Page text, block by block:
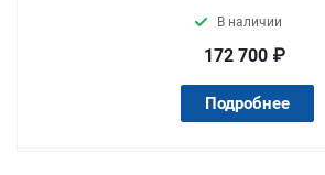
В наличии
172 700 ₽
Подробнее